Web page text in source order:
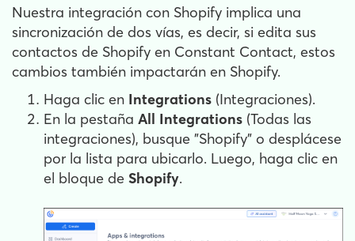
Nuestra integración con Shopify implica una
sincronización de dos vías, es decir, si edita sus
contactos de Shopify en Constant Contact, estos
cambios también impactarán en Shopify.
Haga clic en Integrations (Integraciones).
En la pestaña All Integrations (Todas las
integraciones), busque "Shopify" o desplácese
por la lista para ubicarlo. Luego, haga clic en
el bloque de Shopify.